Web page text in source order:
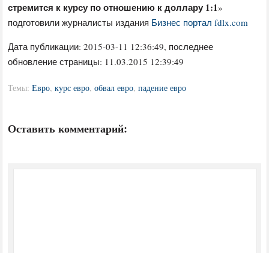
стремится к курсу по отношению к доллару 1:1»
подготовили журналисты издания Бизнес портал fdlx.com
Дата публикации:2015-03-11 12:36:49, последнее
обновление страницы: 11.03.2015 12:39:49
Темы:Евро,курс евро,обвал евро,падение евро
Оставить комментарий: